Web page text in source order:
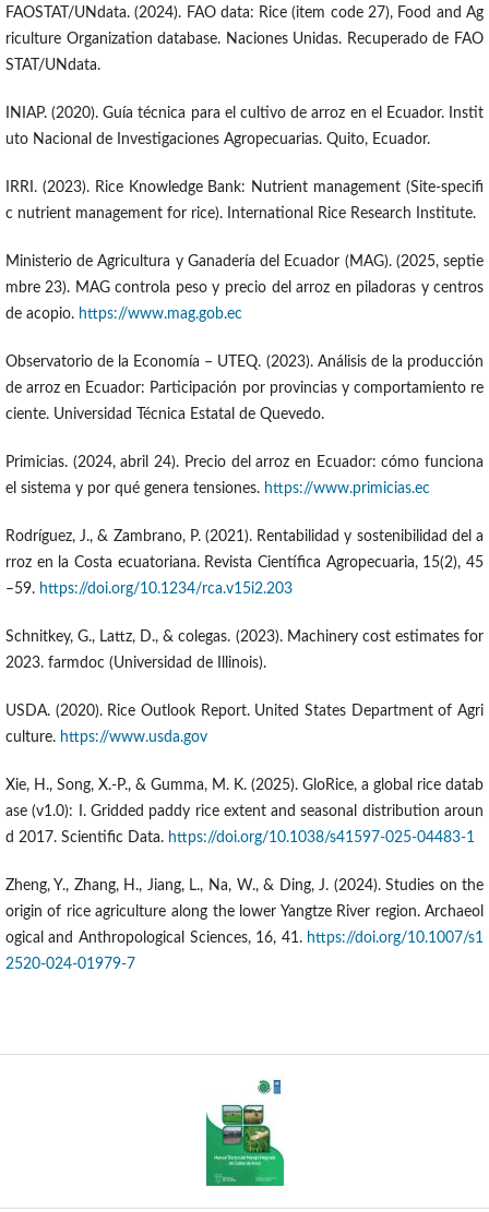
FAOSTAT/UNdata. (2024). FAO data: Rice (item code 27), Food and Ag
riculture Organization database. Naciones Unidas. Recuperado de FAO
STAT/UNdata.
INIAP. (2020). Guía técnica para el cultivo de arroz en el Ecuador. Instit
uto Nacional de Investigaciones Agropecuarias. Quito, Ecuador.
IRRI. (2023). Rice Knowledge Bank: Nutrient management (Site-specifi
c nutrient management for rice). International Rice Research Institute.
Ministerio de Agricultura y Ganadería del Ecuador (MAG). (2025, septie
mbre 23). MAG controla peso y precio del arroz en piladoras y centros
de acopio. https://www.mag.gob.ec
Observatorio de la Economía – UTEQ. (2023). Análisis de la producción
de arroz en Ecuador: Participación por provincias y comportamiento re
ciente. Universidad Técnica Estatal de Quevedo.
Primicias. (2024, abril 24). Precio del arroz en Ecuador: cómo funciona
el sistema y por qué genera tensiones. https://www.primicias.ec
Rodríguez, J., & Zambrano, P. (2021). Rentabilidad y sostenibilidad del a
rroz en la Costa ecuatoriana. Revista Científica Agropecuaria, 15(2), 45
–59. https://doi.org/10.1234/rca.v15i2.203
Schnitkey, G., Lattz, D., & colegas. (2023). Machinery cost estimates for
2023. farmdoc (Universidad de Illinois).
USDA. (2020). Rice Outlook Report. United States Department of Agri
culture. https://www.usda.gov
Xie, H., Song, X.-P., & Gumma, M. K. (2025). GloRice, a global rice datab
ase (v1.0): I. Gridded paddy rice extent and seasonal distribution aroun
d 2017. Scientific Data. https://doi.org/10.1038/s41597-025-04483-1
Zheng, Y., Zhang, H., Jiang, L., Na, W., & Ding, J. (2024). Studies on the
origin of rice agriculture along the lower Yangtze River region. Archaeol
ogical and Anthropological Sciences, 16, 41. https://doi.org/10.1007/s1
2520-024-01979-7